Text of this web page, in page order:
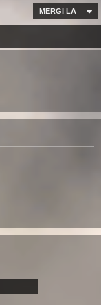
MERGI LA